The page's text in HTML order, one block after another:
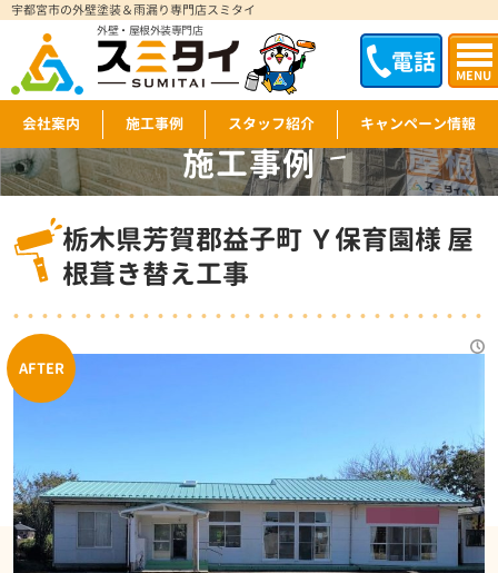
電話 MENU
宇都宮市の外壁塗装＆雨漏り専門店スミタイ
外壁・屋根外装専門店
会社案内 施工事例 スタッフ紹介 キャンペーン情報
施工事例
WORKS
栃木県芳賀郡益子町 Ｙ保育園様 屋
根葺き替え工事